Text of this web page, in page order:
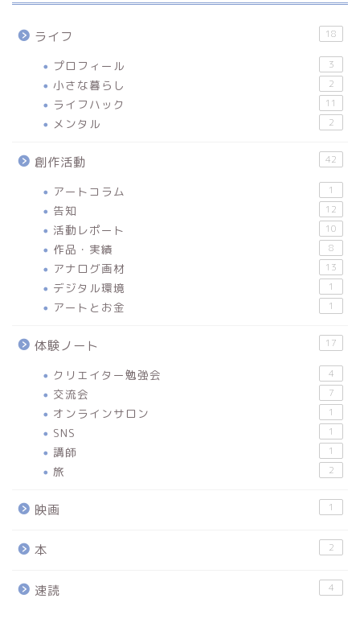
ライフ 18
プロフィール 3
小さな暮らし 2
ライフハック 11
メンタル 2
創作活動 42
アートコラム 1
告知 12
活動レポート 10
作品・実績 8
アナログ画材 13
デジタル環境 1
アートとお金 1
体験ノート 17
クリエイター勉強会 4
交流会 7
オンラインサロン 1
SNS 1
講師 1
旅 2
映画 1
本 2
速読 4